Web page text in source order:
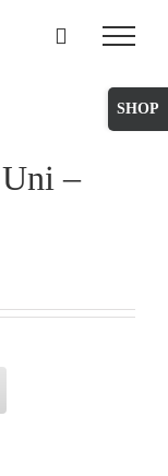
–
Toggle
Sliding